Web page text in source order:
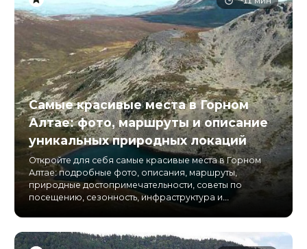
Самые красивые места в Горном
Алтае: фото, маршруты и описание
уникальных природных локаций
Откройте для себя самые красивые места в Горном
Алтае: подробные фото, описания, маршруты,
природные достопримечательности, советы по
посещению, сезонность, инфраструктура и...